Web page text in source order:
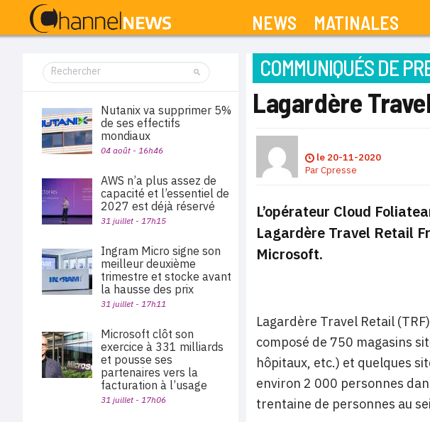
NEWS MATINALES
COMMUNIQUÉS DE
Lagardère
le 20-11-2020
ParCpresse
L’opérateur Cloud
Lagardère Travel Retail
Microsoft.
Lagardère Travel Retail
composé de 750 magasins
hôpitaux, etc.) et quelques
environ 2 000 personnes
trentaine de personnes au
Nutanix va supprimer 5%
de ses effectifs
mondiaux
04 août - 16h46
AWS n’a plus assez de
capacité et l’essentiel de
2027 est déjà réservé
31 juillet - 17h15
Ingram Micro signe son
meilleur deuxième
trimestre et stocke avant
la hausse des prix
31 juillet - 17h11
Microsoft clôt son
exercice à 331 milliards
et pousse ses
partenaires vers la
facturation à l’usage
31 juillet - 17h06